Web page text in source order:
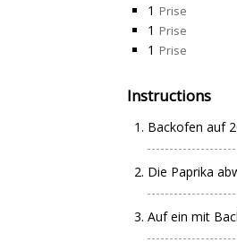
1 Prise
1 Prise
1 Prise
Instructions
Backofen auf
Die Paprika
Auf ein mit